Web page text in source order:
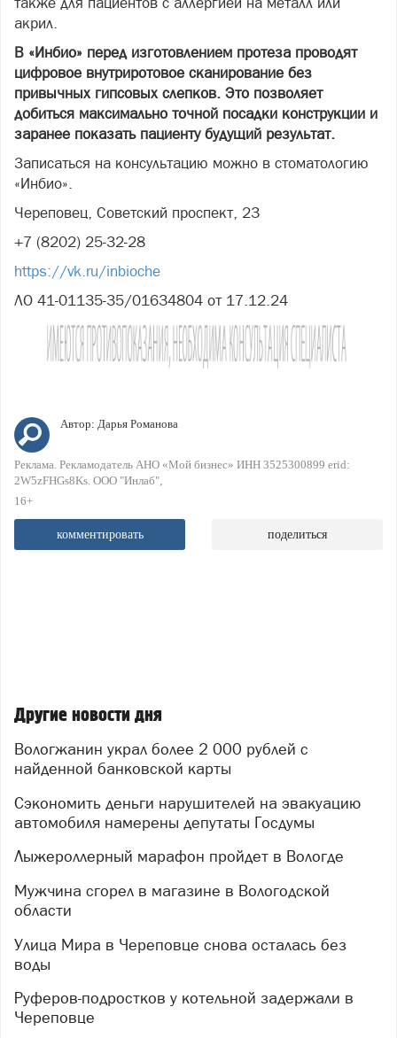
акрил.
В «Инбио» перед изготовлением протеза проводят
цифровое внутриротовое сканирование без
привычных гипсовых слепков. Это позволяет
добиться максимально точной посадки конструкции и
заранее показать пациенту будущий результат.
Записаться на консультацию можно в стоматологию
«Инбио».
Череповец, Советский проспект, 23
+7 (8202) 25-32-28
https://vk.ru/inbioche
ЛО 41-01135-35/01634804 от 17.12.24
Автор: Дарья Романова
Реклама. Рекламодатель АНО «Мой бизнес» ИНН 3525300899 erid:
2W5zFHGs8Ks. ООО "Инлаб"
16+
комментировать поделиться
Другие новости дня
Вологжанин украл более 2 000 рублей с
найденной банковской карты
Сэкономить деньги нарушителей на эвакуацию
автомобиля намерены депутаты Госдумы
Лыжероллерный марафон пройдет в Вологде
Мужчина сгорел в магазине в Вологодской
области
Улица Мира в Череповце снова осталась без
воды
Руферов-подростков у котельной задержали в
Череповце